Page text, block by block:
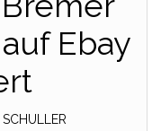
Ebay